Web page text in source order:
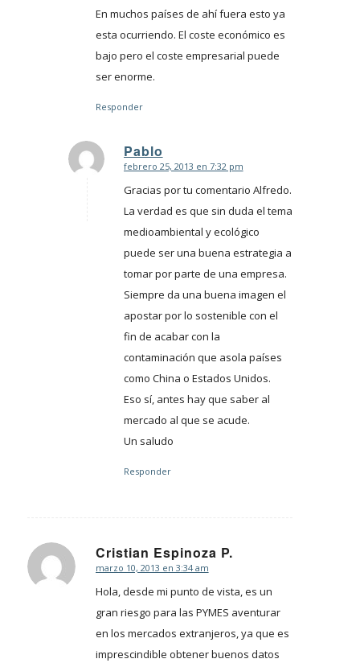
En muchos países de ahí fuera esto ya
esta ocurriendo. El coste económico es
bajo pero el coste empresarial puede
ser enorme.
Responder
Pablo
Dice:
febrero 25, 2013 en 7:32 pm
Gracias por tu comentario Alfredo.
La verdad es que sin duda el tema
medioambiental y ecológico
puede ser una buena estrategia a
tomar por parte de una empresa.
Siempre da una buena imagen el
apostar por lo sostenible con el
fin de acabar con la
contaminación que asola países
como China o Estados Unidos.
Eso sí, antes hay que saber al
mercado al que se acude.
Un saludo
Responder
Cristian Espinoza P.
Dice:
marzo 10, 2013 en 3:34 am
Hola, desde mi punto de vista, es un
gran riesgo para las PYMES aventurar
en los mercados extranjeros, ya que es
imprescindible obtener buenos datos